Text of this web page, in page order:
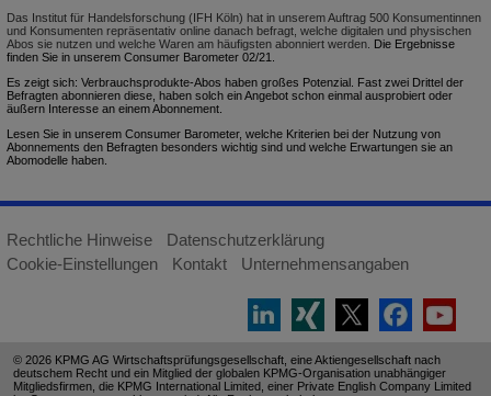
Das Institut für Handelsforschung (IFH Köln) hat in unserem Auftrag 500 Konsumentinnen
und Konsumenten repräsentativ online danach befragt, welche digitalen und physischen
Abos sie nutzen und welche Waren am häufigsten abonniert werden. Die Ergebnisse
finden Sie in unserem Consumer Barometer 02/21.
Es zeigt sich: Verbrauchsprodukte-Abos haben großes Potenzial. Fast zwei Drittel der
Befragten abonnieren diese, haben solch ein Angebot schon einmal ausprobiert oder
äußern Interesse an einem Abonnement.
Lesen Sie in unserem Consumer Barometer, welche Kriterien bei der Nutzung von
Abonnements den Befragten besonders wichtig sind und welche Erwartungen sie an
Abomodelle haben.
Rechtliche Hinweise
Datenschutzerklärung
Cookie-Einstellungen
Kontakt Unternehmensangaben
© 2026 KPMG AG Wirtschaftsprüfungsgesellschaft, eine Aktiengesellschaft nach
deutschem Recht und ein Mitglied der globalen KPMG-Organisation unabhängiger
Mitgliedsfirmen, die KPMG International Limited, einer Private English Company Limited